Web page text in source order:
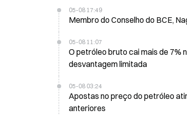
05-08 17:49
Membro do Conselho do BCE,
05-08 11:07
O petróleo bruto cai mais de 7%
desvantagem limitada
05-08 03:24
Apostas no preço do petróleo
anteriores